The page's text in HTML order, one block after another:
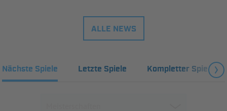
ALLE NEWS
Nächste Spiele Letzte Spiele Kompletter Spielplan